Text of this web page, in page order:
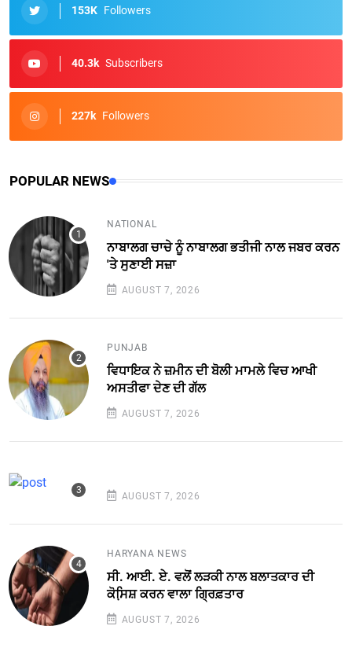
153K Followers
40.3k Subscribers
227k Followers
POPULAR NEWS
NATIONAL
ਨਾਬਾਲਗ ਚਾਚੇ ਨੂੰ ਨਾਬਾਲਗ ਭਤੀਜੀ ਨਾਲ ਜਬਰ ਕਰਨ
'ਤੇ ਸੁਣਾਈ ਸਜ਼ਾ
AUGUST 7, 2026
PUNJAB
ਵਿਧਾਇਕ ਨੇ ਜ਼ਮੀਨ ਦੀ ਬੋਲੀ ਮਾਮਲੇ ਵਿਚ ਆਖੀ
ਅਸਤੀਫਾ ਦੇਣ ਦੀ ਗੱਲ
AUGUST 7, 2026
AUGUST 7, 2026
HARYANA NEWS
ਸੀ. ਆਈ. ਏ. ਵਲੋਂ ਲੜਕੀ ਨਾਲ ਬਲਾਤਕਾਰ ਦੀ
ਕੋਸਿ਼ਸ਼ ਕਰਨ ਵਾਲਾ ਗ੍ਰਿਫ਼ਤਾਰ
AUGUST 7, 2026